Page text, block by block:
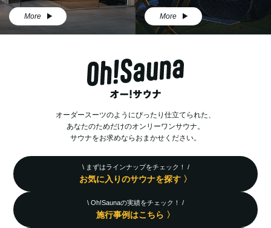
More More
オーダースーツのようにぴったり仕立てられた、
あなたのためだけのオンリーワンサウナ。
サウナをお求めならおまかせください。
\ まずはラインナップをチェック！ /
お気に入りのサウナを探す 〉
\ Oh!Saunaの実績をチェック！ /
施行事例はこちら 〉